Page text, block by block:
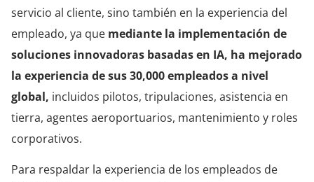
servicio al cliente, sino también en la experiencia del
empleado, ya que mediante la implementación de
soluciones innovadoras basadas en IA, ha mejorado
la experiencia de sus 30,000 empleados a nivel
global, incluidos pilotos, tripulaciones, asistencia en
tierra, agentes aeroportuarios, mantenimiento y roles
corporativos.
Para respaldar la experiencia de los empleados de